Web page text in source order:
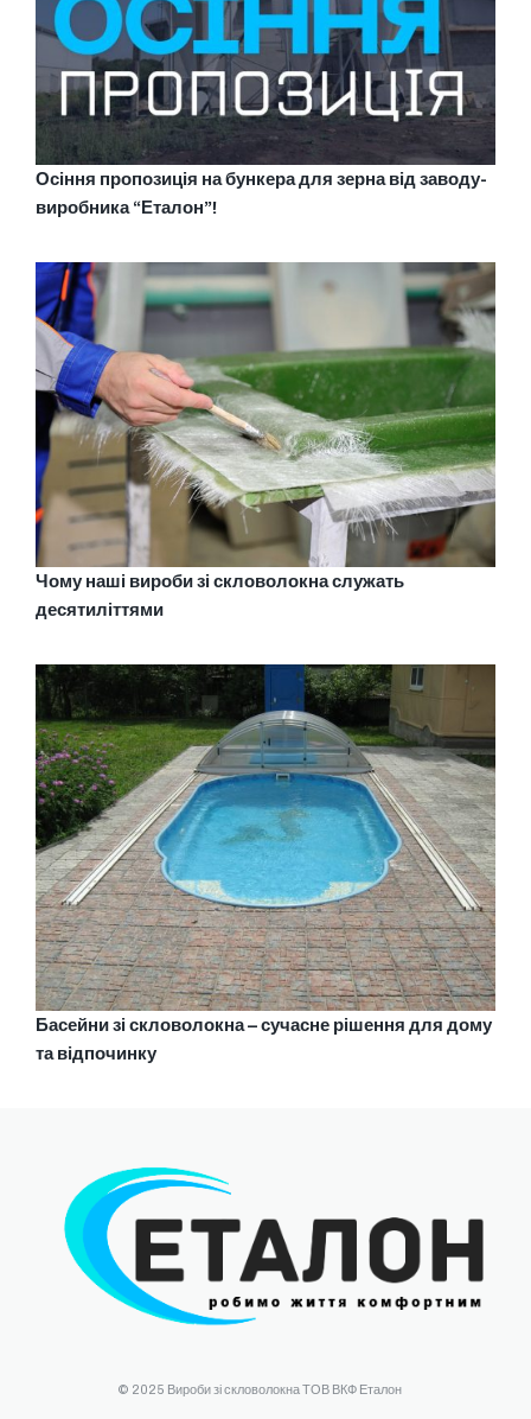
Осіння пропозиція на бункера для зерна від заводу-
виробника “Еталон”!
Чому наші вироби зі скловолокна служать
десятиліттями
Басейни зі скловолокна – сучасне рішення для дому
та відпочинку
© 2025 Вироби зі скловолокна ТОВ ВКФ Еталон